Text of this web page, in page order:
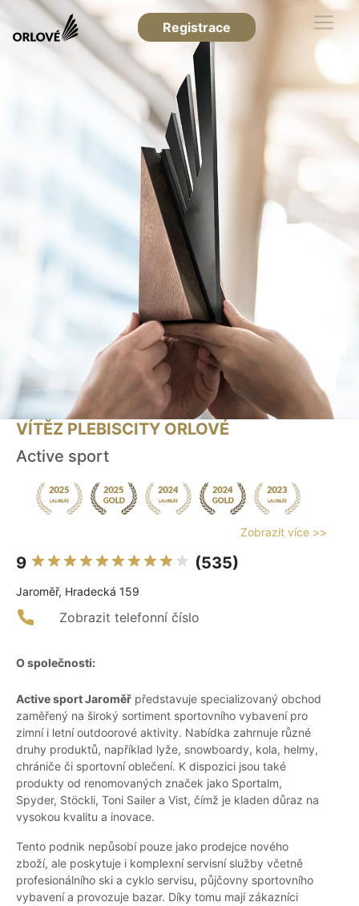
Registrace
VÍTĚZ PLEBISCITY ORLOVÉ
Active sport
Zobrazit více >>
9 (535)
Jaroměř, Hradecká 159
Zobrazit telefonní číslo
O společnosti:
Active sport Jaroměř představuje specializovaný obchod
zaměřený na široký sortiment sportovního vybavení pro
zimní i letní outdoorové aktivity. Nabídka zahrnuje různé
druhy produktů, například lyže, snowboardy, kola, helmy,
chrániče či sportovní oblečení. K dispozici jsou také
produkty od renomovaných značek jako Sportalm,
Spyder, Stöckli, Toni Sailer a Vist, čímž je kladen důraz na
vysokou kvalitu a inovace.
Tento podnik nepůsobí pouze jako prodejce nového
zboží, ale poskytuje i komplexní servisní služby včetně
profesionálního ski a cyklo servisu, půjčovny sportovního
vybavení a provozuje bazar. Díky tomu mají zákazníci